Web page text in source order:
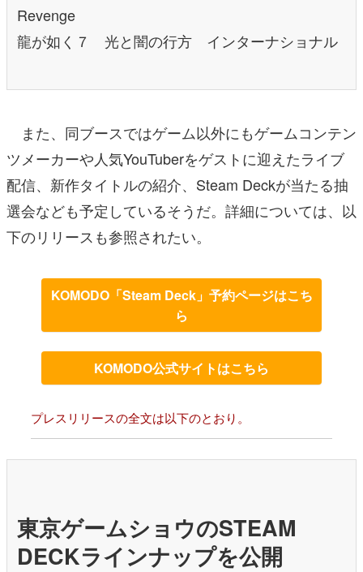
Revenge
龍が如く７ 光と闇の行方 インターナショナル
また、同ブースではゲーム以外にもゲームコンテン
ツメーカーや人気YouTuberをゲストに迎えたライブ
配信、新作タイトルの紹介、Steam Deckが当たる抽
選会なども予定しているそうだ。詳細については、以
下のリリースも参照されたい。
KOMODO「Steam Deck」予約ページはこち
ら
KOMODO公式サイトはこちら
プレスリリースの全文は以下のとおり。
東京ゲームショウのSTEAM
DECKラインナップを公開